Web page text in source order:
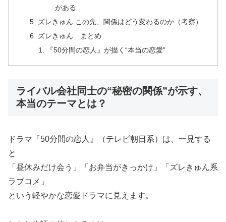
がある
ズレきゅん この先、関係はどう変わるのか（考察）
ズレきゅん まとめ
『50分間の恋人』が描く“本当の恋愛”
ライバル会社同士の“秘密の関係”が示す、
本当のテーマとは？
ドラマ『50分間の恋人』（テレビ朝日系）は、一見する
と
「昼休みだけ会う」「お弁当がきっかけ」「ズレきゅん系
ラブコメ」
という軽やかな恋愛ドラマに見えます。